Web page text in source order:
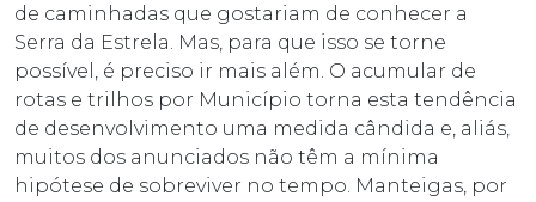
de caminhadas que gostariam de conhecer a
Serra da Estrela. Mas, para que isso se torne
possível, é preciso ir mais além. O acumular de
rotas e trilhos por Município torna esta tendência
de desenvolvimento uma medida cândida e, aliás,
muitos dos anunciados não têm a mínima
hipótese de sobreviver no tempo. Manteigas, por